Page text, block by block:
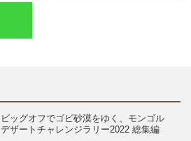
ビッグオフでゴビ砂漠をゆく、モンゴル
デザートチャレンジラリー2022 総集編